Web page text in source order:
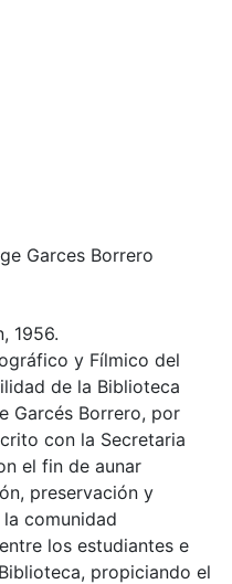
Garces Borrero
1956.
y Fílmico del
de la Biblioteca
Garcés Borrero, por
con la Secretaria
el fin de aunar
preservación y
comunidad
los estudiantes e
propiciando el